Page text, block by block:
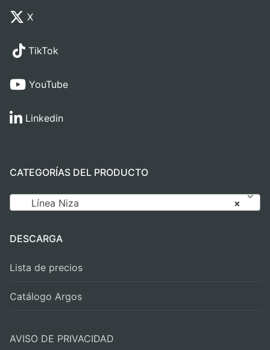
X
TikTok
YouTube
Linkedin
CATEGORÍAS DEL PRODUCTO
×
Línea Niza
DESCARGA
Lista de precios
Catálogo Argos
AVISO DE PRIVACIDAD